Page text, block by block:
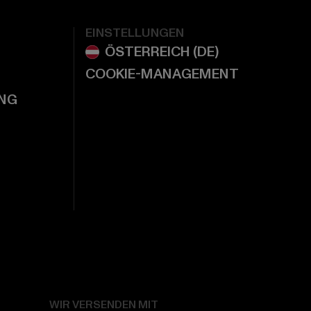
EINSTELLUNGEN
COOKIE-MANAGEMENT
WIR VERSENDEN MIT